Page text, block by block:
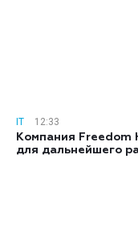
IT
12:33
Компания Freedom
для дальнейшего